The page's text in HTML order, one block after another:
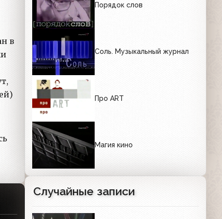
в
Порядок слов
Соль. Музыкальный журнал
Про ART
Магия кино
Случайные записи